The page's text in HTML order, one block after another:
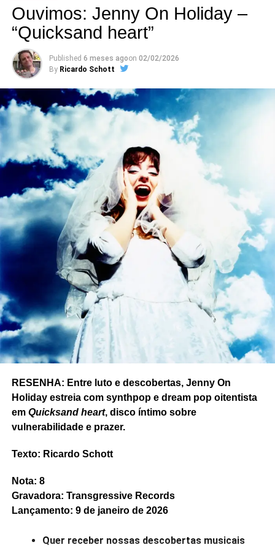
RELATED TOPICS: BULA CHARLIE BROWN JR
MARCÃO
PINGUIM
UP NEXT
Ouvimos: “But here we are”, do Foo Fighters
DON'T MISS
Sonastério Ilumina, com vídeos ao vivo
Ricardo Schott
colaborador do POP FANTASMA.
Ouvimos: Jenny On Holiday –
“Quicksand heart”
Published 6 meses agoon 02/02/2026
By Ricardo Schott
RESENHA: Entre luto e descobertas, Jenny On
Holiday estreia com synthpop e dream pop oitentista
em Quicksand heart, disco íntimo sobre
vulnerabilidade e prazer.
Texto: Ricardo Schott
Nota: 8
Gravadora: Transgressive Records
Lançamento: 9 de janeiro de 2026
Quer receber nossas descobertas musicais